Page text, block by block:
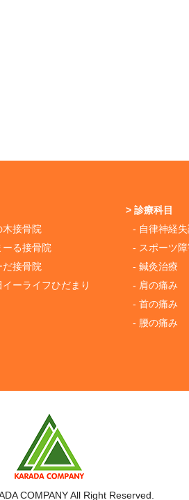
接骨院
る接骨院
接骨院
ーライフひだまり
> 診療科目
- 自律神経
- スポーツ
- 鍼灸治療
- 肩の痛み
- 首の痛み
- 腰の痛み
COMPANY All Right Reserved.